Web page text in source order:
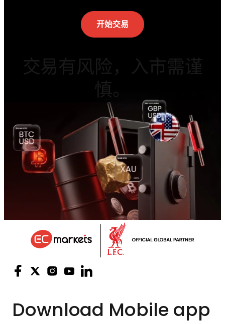
开始交易
交易有风险，入市需谨
慎。
Download Mobile app